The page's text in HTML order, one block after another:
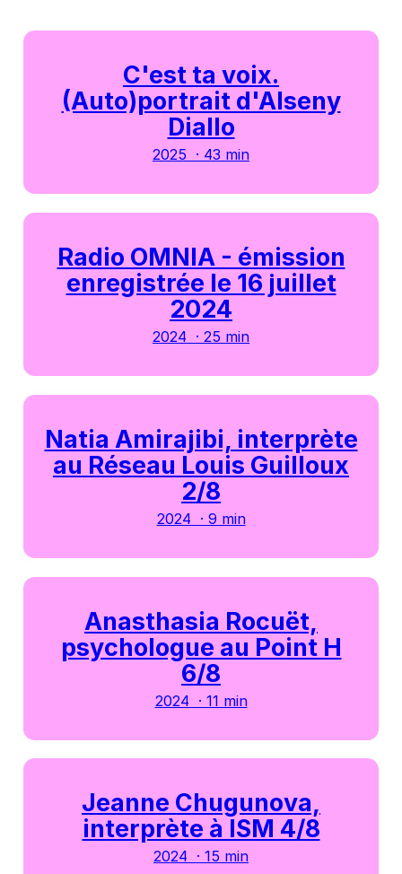
C'est ta voix.
(Auto)portrait d'Alseny
Diallo
2025 · 43 min
Radio OMNIA - émission
enregistrée le 16 juillet
2024
2024 · 25 min
Natia Amirajibi, interprète
au Réseau Louis Guilloux
2/8
2024 · 9 min
Anasthasia Rocuët,
psychologue au Point H
6/8
2024 · 11 min
Jeanne Chugunova,
interprète à ISM 4/8
2024 · 15 min